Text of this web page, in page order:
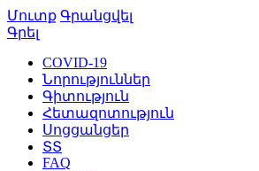
Մուտք Գրանցվել
Գրել
COVID-19
Նորություններ
Գիտություն
Հետազոտություն
Սոցցանցեր
ՏՏ
FAQ